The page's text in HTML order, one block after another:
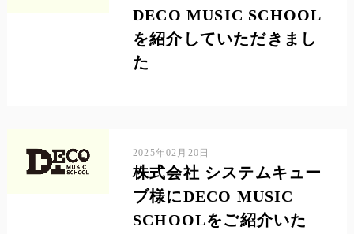
DECO MUSIC SCHOOL
を紹介していただきまし
た
2025年02月20日
株式会社 システムキュー
ブ様にDECO MUSIC
SCHOOLをご紹介いた